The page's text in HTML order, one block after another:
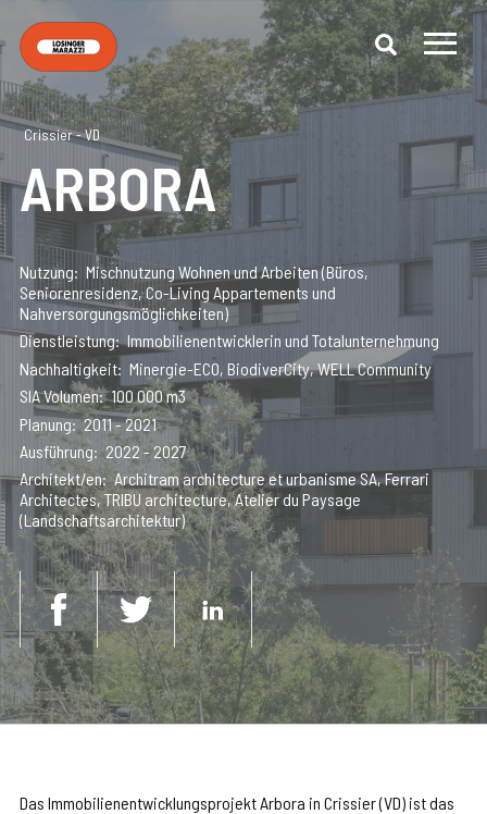
Crissier - VD
ARBORA
Nutzung
Mischnutzung Wohnen und Arbeiten (Büros,
Seniorenresidenz, Co-Living Appartements und
Nahversorgungsmöglichkeiten)
Dienstleistung Immobilienentwicklerin und Totalunternehmung
Nachhaltigkeit Minergie-ECO, BiodiverCity, WELL Community
SIA Volumen 100 000 m3
Planung 2011 - 2021
Ausführung
2022 - 2027
Architekt/en Architram architecture et urbanisme SA, Ferrari
Architectes, TRIBU architecture, Atelier du Paysage
(Landschaftsarchitektur)
Das Immobilienentwicklungsprojekt Arbora in Crissier (VD) ist das